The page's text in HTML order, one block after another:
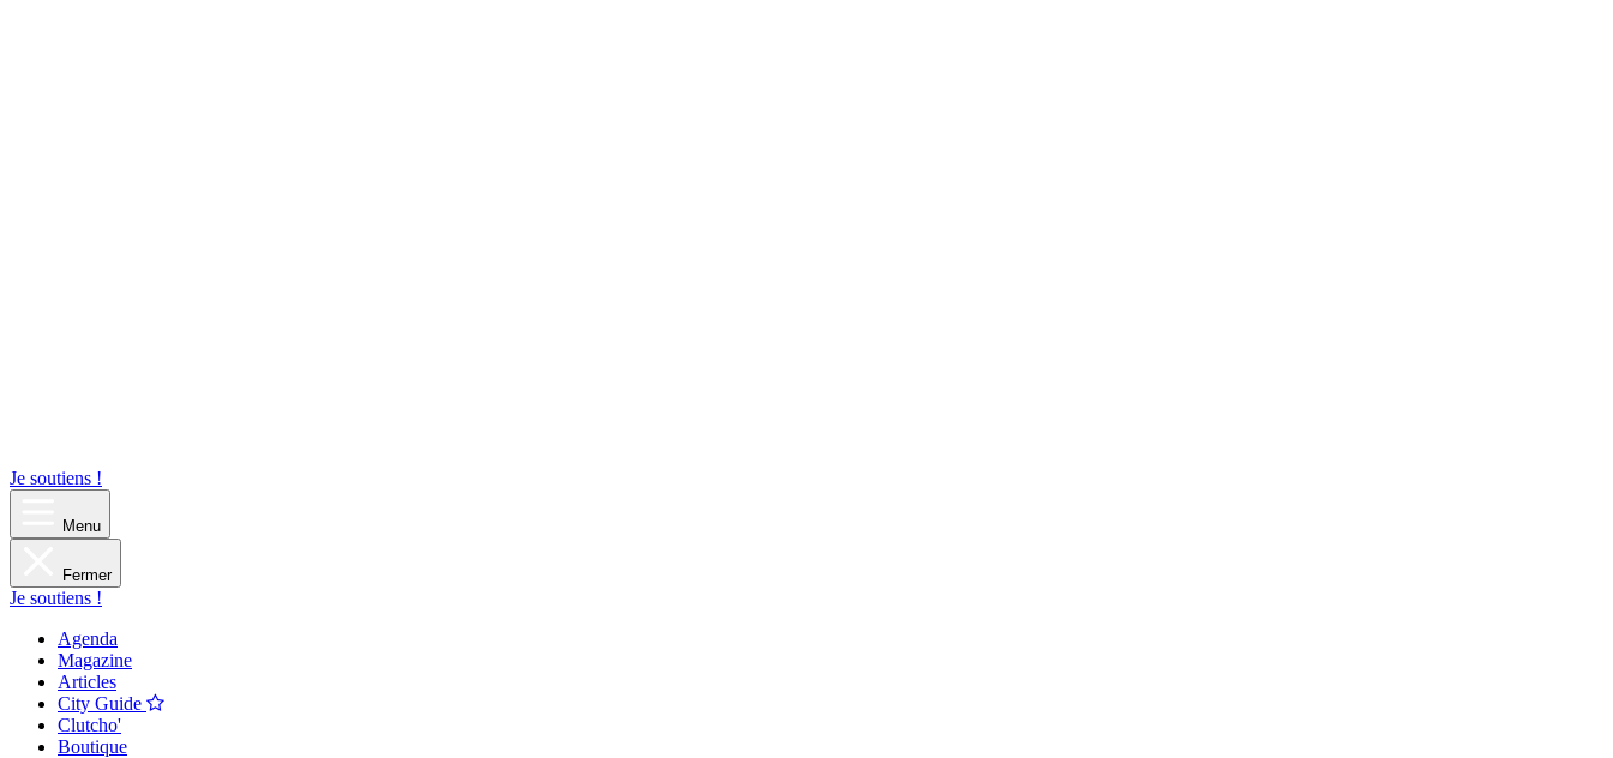
Je soutiens !
Menu
Fermer
Je soutiens !
Agenda
Magazine
Articles
City Guide
Clutcho'
Boutique